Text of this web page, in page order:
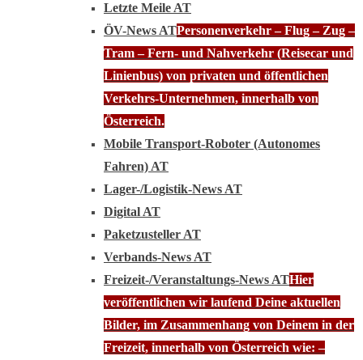
Letzte Meile AT
ÖV-News ATPersonenverkehr – Flug – Zug –
Tram – Fern- und Nahverkehr (Reisecar und
Linienbus) von privaten und öffentlichen
Verkehrs-Unternehmen, innerhalb von
Österreich.
Mobile Transport-Roboter (Autonomes
Fahren) AT
Lager-/Logistik-News AT
Digital AT
Paketzusteller AT
Verbands-News AT
Freizeit-/Veranstaltungs-News ATHier
veröffentlichen wir laufend Deine aktuellen
Bilder, im Zusammenhang von Deinem in der
Freizeit, innerhalb von Österreich wie: –